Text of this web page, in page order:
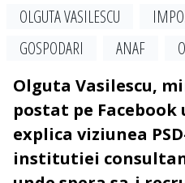
OLGUTA VASILESCU
GOSPODARI
ANAF
Olguta Vasilescu,
postat pe
explica viziunea
institutiei